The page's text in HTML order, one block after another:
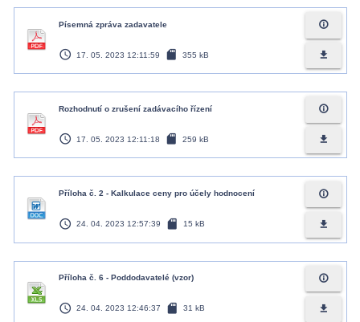
Písemná zpráva zadavatele
access_time 17. 05. 2023 12:11:59 sd_card 355 kB
info_outline
file_download
Rozhodnutí o zrušení zadávacího řízení
access_time 17. 05. 2023 12:11:18 sd_card 259 kB
info_outline
file_download
Příloha č. 2 - Kalkulace ceny pro účely hodnocení
access_time 24. 04. 2023 12:57:39 sd_card 15 kB
info_outline
file_download
Příloha č. 6 - Poddodavatelé (vzor)
access_time 24. 04. 2023 12:46:37 sd_card 31 kB
info_outline
file_download